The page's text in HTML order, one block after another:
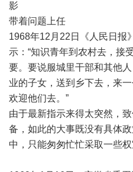
影
带着问题上任
1968年12月22日《人民日报
示：“知识青年到农村去，接
要。要说服城里干部和其他
业的子女，送到乡下去，来
欢迎他们去。”
由于最新指示来得太突然，
备，如此的大事既没有具体
中，只能匆匆忙忙采取一些权